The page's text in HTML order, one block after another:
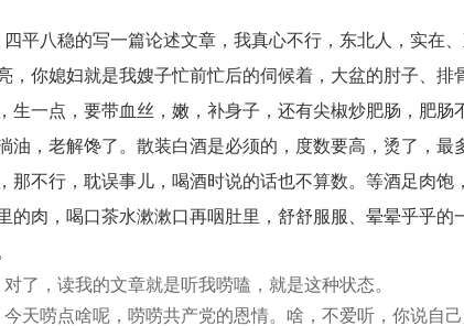
平八稳的写一篇论述文章，我真心不行，东北人，实在
，你媳妇就是我嫂子忙前忙后的伺候着，大盆的肘子、
生一点，要带血丝，嫩，补身子，还有尖椒炒肥肠，肥
油，老解馋了。散装白酒是必须的，度数要高，烫了，
那不行，耽误事儿，喝酒时说的话也不算数。等酒足肉
的肉，喝口茶水漱漱口再咽肚里，舒舒服服、晕晕乎乎
了，读我的文章就是听我唠嗑，就是这种状态。
天唠点啥呢，唠唠共产党的恩情。啥，不爱听，你说自